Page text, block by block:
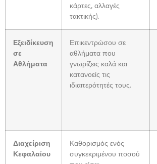
κάρτες, αλλαγές
τακτικής).
Εξειδίκευση
σε
Αθλήματα
Επικεντρώσου σε
αθλήματα που
γνωρίζεις καλά και
κατανοείς τις
ιδιαιτερότητές τους.
Διαχείριση
Κεφαλαίου
Καθορισμός ενός
συγκεκριμένου ποσού